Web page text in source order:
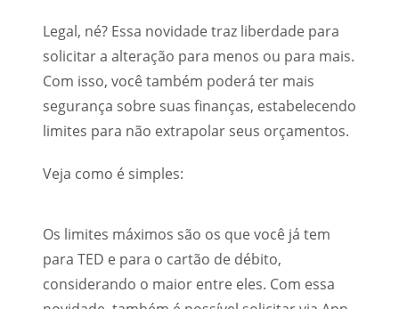
Legal, né? Essa novidade traz liberdade para
solicitar a alteração para menos ou para mais.
Com isso, você também poderá ter mais
segurança sobre suas finanças, estabelecendo
limites para não extrapolar seus orçamentos.
Veja como é simples:
Os limites máximos são os que você já tem
para TED e para o cartão de débito,
considerando o maior entre eles. Com essa